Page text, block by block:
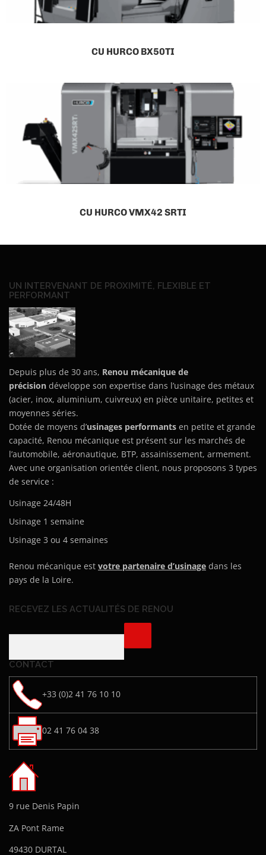
CU HURCO BX50TI
CU HURCO VMX42 SRTI
UN INTERVENANT DE PROXIMITÉ, FLEXIBLE ET
PERFORMANT
Depuis plus de 30 ans, Renou mécanique de
précision développe son expertise dans l’usinage des métaux
(acier, inox, aluminium, cuivreux) en pièce unitaire, petites et
moyennes séries.
Dotée de moyens d’usinages performants en petite et grande
capacité, Renou mécanique est présent sur les marchés de
l’automobile, aéronautique, BTP, assainissement, armement.
Avec une organisation orientée client, nous proposons 3 types
de service :
Usinage 24/48H
Usinage 1 semaine
Usinage 3 ou 4 semaines
Renou mécanique est votre partenaire d’usinage dans les
pays de la Loire.
RECEVEZ LES ACTUALITÉS DE RENOU
CONTACT
+33 (0)2 41 76 10 10
02 41 76 04 38
9 rue Denis Papin
ZA Pont Rame
49430 DURTAL